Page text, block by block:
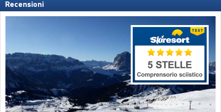
Recensioni